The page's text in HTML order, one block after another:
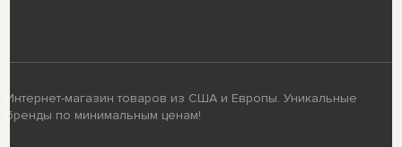
Интернет-магазин товаров из США и Европы. Уникальные
бренды по минимальным ценам!